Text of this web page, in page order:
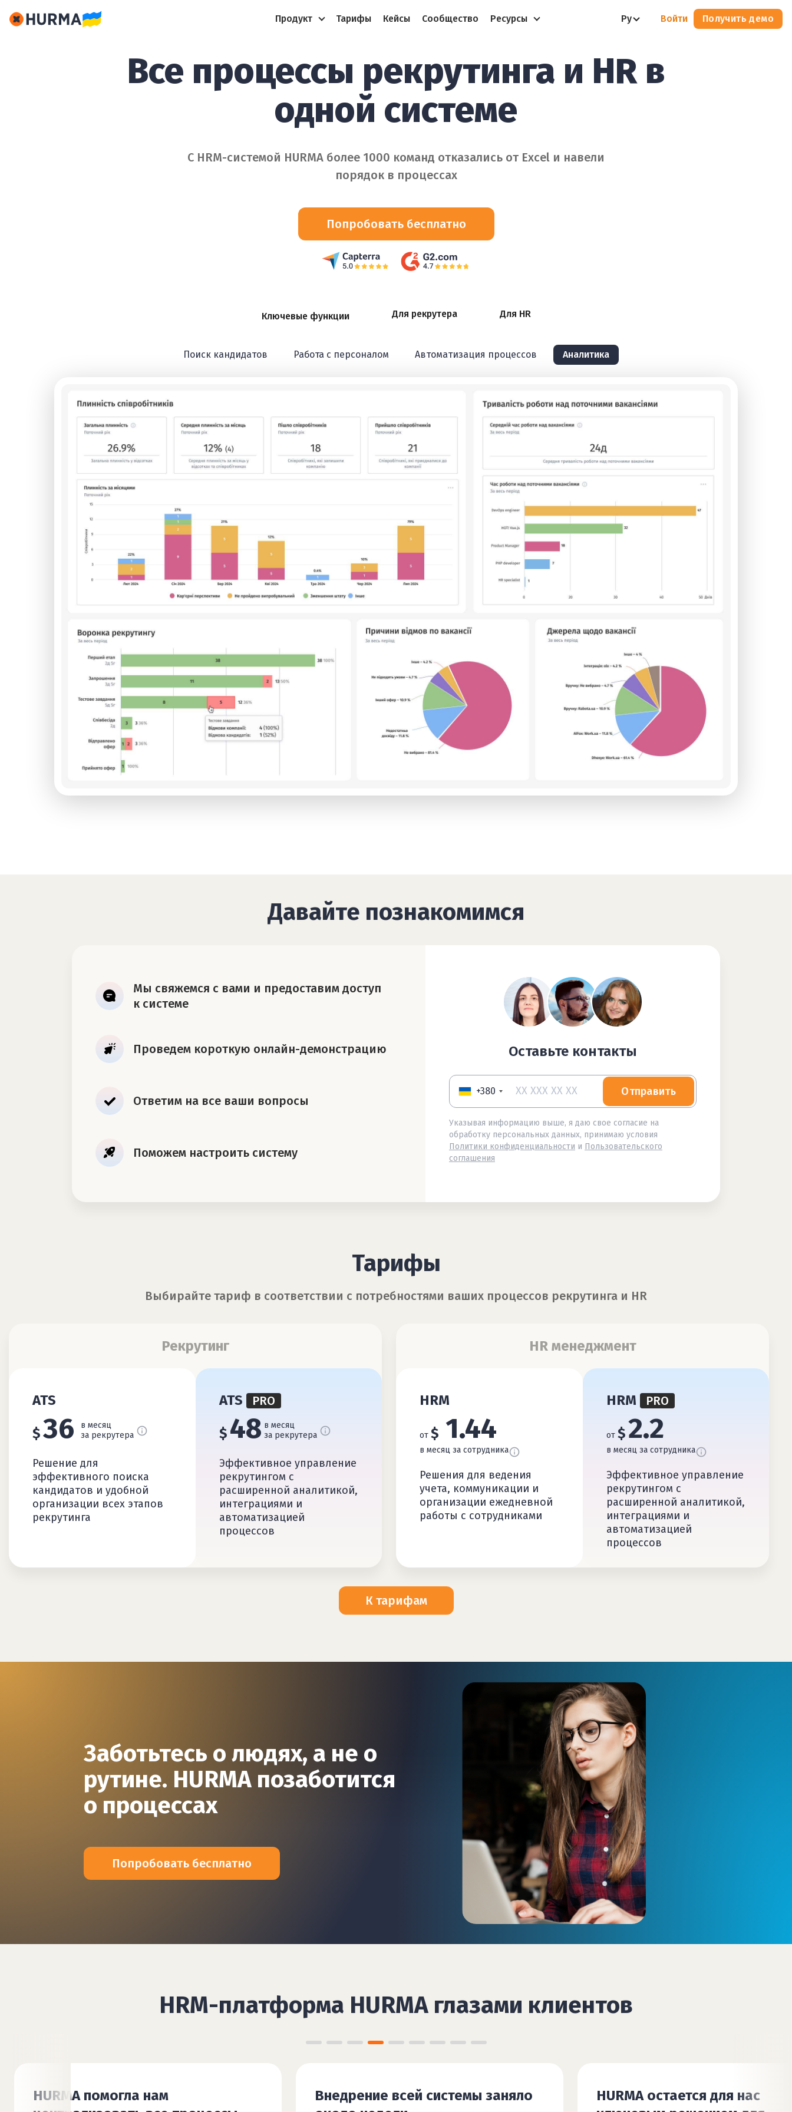
Продукт Тарифы Кейсы Сообщество Ресурсы Ру Войти Получить демо
Все процессы рекрутинга и HR в
одной системе
С HRM-системой HURMA более 1000 команд отказались от Excel и навели
порядок в процессах
Попробовать бесплатно
Ключевые функции Для рекрутера Для HR
Поиск кандидатов Работа с персоналом Автоматизация процессов Аналитика
Давайте познакомимся
Мы свяжемся с вами и предоставим доступ
к системе
Проведем короткую онлайн-демонстрацию
Ответим на все ваши вопросы
Поможем настроить систему
Оставьте контакты
+380 Отправить
Указывая информацию выше, я даю свое согласие на
обработку персональных данных, принимаю условия
Политики конфиденциальности и Пользовательского
соглашения
Тарифы
Выбирайте тариф в соответствии с потребностями ваших процессов рекрутинга и HR
Рекрутинг
ATS
$36
в месяц
за рекрутера
Решение для
эффективного поиска
кандидатов и удобной
организации всех этапов
рекрутинга
ATS PRO
$ 48 в месяц
за рекрутера
Эффективное управление
рекрутингом с
расширенной аналитикой,
интеграциями и
автоматизацией
процессов
HR менеджмент
HRM
от $ 1.44
в месяц за сотрудника
Решения для ведения
учета, коммуникации и
организации ежедневной
работы с сотрудниками
HRM PRO
от $2.2
в месяц за сотрудника
Эффективное управление
рекрутингом с
расширенной аналитикой,
интеграциями и
автоматизацией
процессов
К тарифам
Заботьтесь о людях, а не о
рутине. HURMA позаботится
о процессах
Попробовать бесплатно
HRM-платформа HURMA глазами клиентов
Внедрение всей системы заняло
HURMA остается для нас
HURMA — точно номер один